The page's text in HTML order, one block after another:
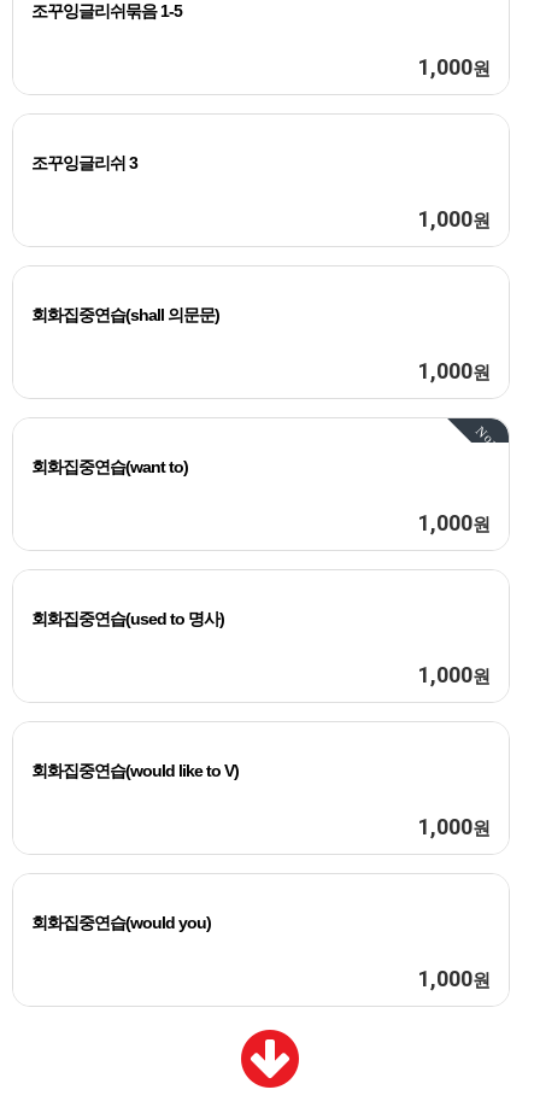
조꾸잉글리쉬묶음 1-5
1,000원
조꾸잉글리쉬 3
1,000원
회화집중연습(shall 의문문)
1,000원
Now
회화집중연습(want to)
1,000원
회화집중연습(used to 명사)
1,000원
회화집중연습(would like to V)
1,000원
회화집중연습(would you)
1,000원